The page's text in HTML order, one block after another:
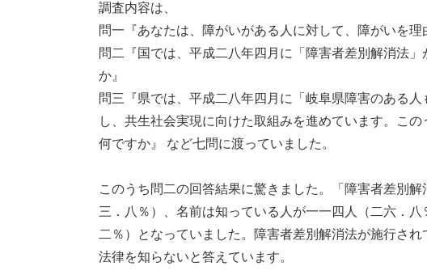
調査内容は、
問一『あなたは、障がいがある人に対して、障がいを
問二『国では、平成二八年四月に「障害者差別解消法
か』
問三『県では、平成二八年四月に「岐阜県障害のある
し、共生社会実現に向けた取組みを進めています。こ
何ですか』 など七問に渡っていました。
このうち問二の回答結果に驚きました。「障害者差別
三．八％）、名前は知っている人が一一四人（二六．八
二％）となっていました。障害者差別解消法が施行さ
法律を知らないと答えています。